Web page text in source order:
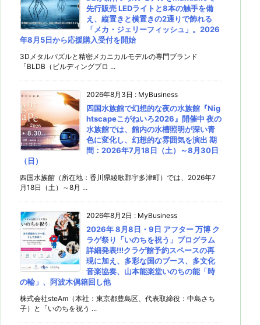
先行販売 LEDライトと8本の触手を備
え、縦置きと横置きの2通りで飾れる
「メカ・ジェリーフィッシュ」。2026
年8月5日から応援購入受付を開始
3Dメタルパズルと精密メカニカルモデルの専門ブランド
「BLDB（ビルディングブロ ...
2026年8月3日 : MyBusiness
四国水族館で幻想的な夜の水族館『Nig
htscapeこがねいろ2026』開催中 夜の
水族館では、館内の水槽照明が深い青
色に変化し、幻想的な雰囲気を演出 期
間：2026年7月18日（土）～8月30日
（日）
四国水族館（所在地：香川県綾歌郡宇多津町）では、2026年7
月18日（土）～8月 ...
2026年8月2日 : MyBusiness
2026年 8月8日・9日 アフター 万博 ク
ラゲ祭り「いのちを祝う」プログラム
詳細発表!!!クラゲ館予約スペースの再
現に加え、多彩な国のブース、多文化
音楽協奏、山本能楽堂いのちの能「時
の輪」、阿波木偶箱回し他
株式会社steAm（本社：東京都豊島区、代表取締役：中島さち
子）と「いのちを祝う ...